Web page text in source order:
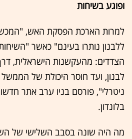
ופוגע בשיחות
למרות הארכת הפסקת האש,
ללבנון נותרו בעינם" כאשר
הצדדים: מהעקשנות הישראלית,
לבנון, ועד חוסר היכולת של
ניטרלי", פורסם בניו ערב אתר
בלונדון.
מה היה שונה בסבב השלישי של